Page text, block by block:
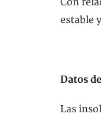
Con
estable
Datos
Las